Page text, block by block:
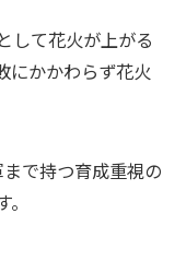
して花火が上がる
にかかわらず花火
で持つ育成重視の